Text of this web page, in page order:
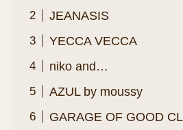
JEANASIS
YECCA VECCA
niko and…
AZUL by moussy
GARAGE OF GOOD